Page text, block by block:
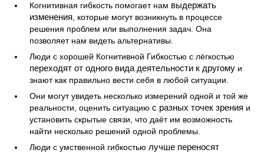
Когнитивная гибкость помогает нам выдержать
изменения , которые могут возникнуть в процессе
решения проблем или выполнения задач. Она
позволяет нам видеть альтернативы.
Люди с хорошей Когнитивной Гибкостью с лёгкостью
переходят от одного вида деятельности к другому и
знают как правильно вести себя в любой ситуации.
Они могут увидеть несколько измерений одной и той же
реальности, оценить ситуациюс разных точек зрения и
установить скрытые связи, что даёт им возможность
найти несколько решений одной проблемы.
Люди с умственной гибкостью лучше переносят